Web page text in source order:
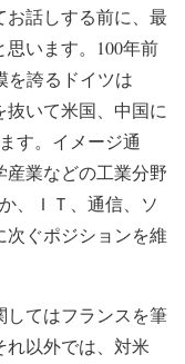
お話しする前に、最
います。100年前
を誇るドイツは
抜いて米国、中国に
す。イメージ通
産業などの工業分野
、ＩＴ、通信、ソ
ぐポジションを維
してはフランスを筆
以外では、対米